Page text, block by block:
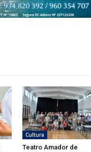
Cultura
Teatro Amador de